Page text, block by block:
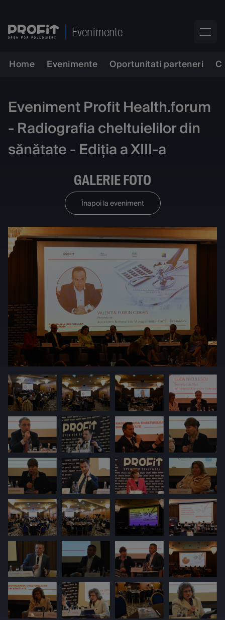
Evenimente
Home Evenimente Oportunitati parteneri
Eveniment Profit Health.forum
- Radiografia cheltuielilor din
sănătate - Ediția a XIII-a
GALERIE FOTO
Înapoi la eveniment